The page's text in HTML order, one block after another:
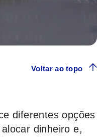
Voltar ao topo
diferentes opções
dinheiro e,